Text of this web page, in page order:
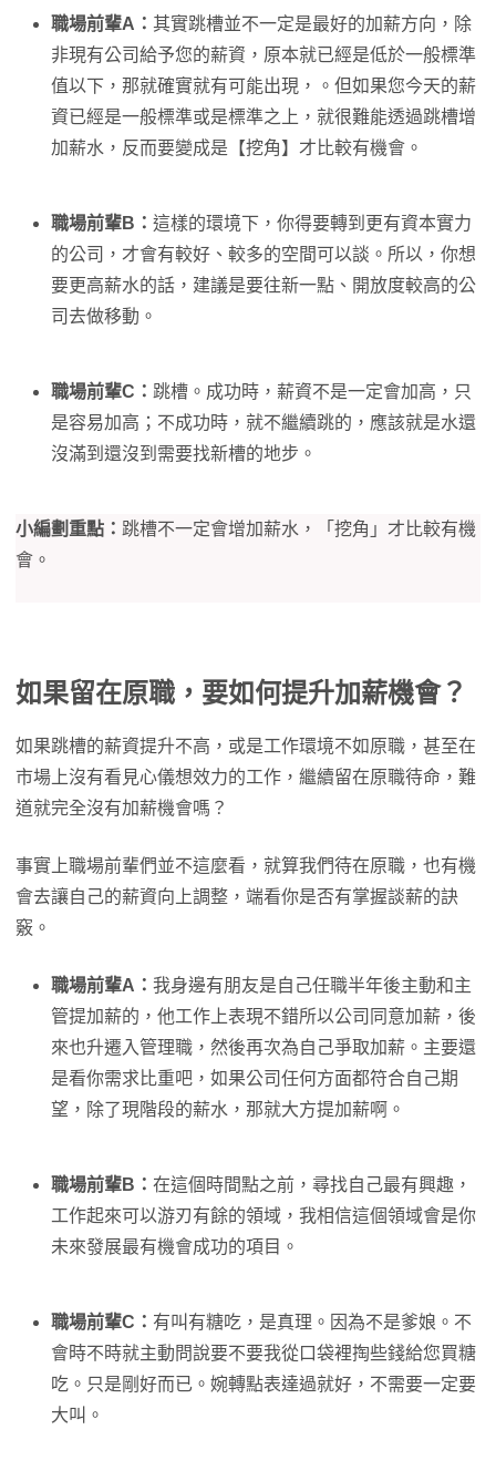
職場前輩A： 其實跳槽並不一定是最好的加薪方向，除
非現有公司給予您的薪資，原本就已經是低於一般標準
值以下，那就確實就有可能出現，。但如果您今天的薪
資已經是一般標準或是標準之上，就很難能透過跳槽增
加薪水，反而要變成是【挖角】才比較有機會。
職場前輩B： 這樣的環境下，你得要轉到更有資本實力
的公司，才會有較好、較多的空間可以談。所以，你想
要更高薪水的話，建議是要往新一點、開放度較高的公
司去做移動。
職場前輩C： 跳槽。成功時，薪資不是一定會加高，只
是容易加高；不成功時，就不繼續跳的，應該就是水還
沒滿到還沒到需要找新槽的地步。
小編劃重點： 跳槽不一定會增加薪水，「挖角」才比較有機
會。
如果留在原職，要如何提升加薪機會？
如果跳槽的薪資提升不高，或是工作環境不如原職，甚至在
市場上沒有看見心儀想效力的工作，繼續留在原職待命，難
道就完全沒有加薪機會嗎？
事實上職場前輩們並不這麼看，就算我們待在原職，也有機
會去讓自己的薪資向上調整，端看你是否有掌握談薪的訣
竅。
職場前輩A： 我身邊有朋友是自己任職半年後主動和主
管提加薪的，他工作上表現不錯所以公司同意加薪，後
來也升遷入管理職，然後再次為自己爭取加薪。主要還
是看你需求比重吧，如果公司任何方面都符合自己期
望，除了現階段的薪水，那就大方提加薪啊。
職場前輩B： 在這個時間點之前，尋找自己最有興趣，
工作起來可以游刃有餘的領域，我相信這個領域會是你
未來發展最有機會成功的項目。
職場前輩C： 有叫有糖吃，是真理。因為不是爹娘。不
會時不時就主動問說要不要我從口袋裡掏些錢給您買糖
吃。只是剛好而已。婉轉點表達過就好，不需要一定要
大叫。